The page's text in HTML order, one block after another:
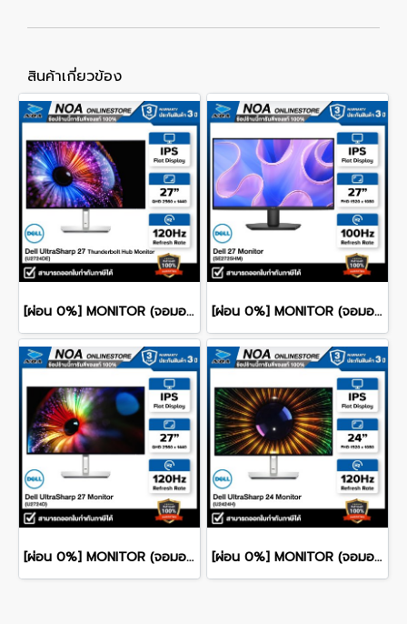
สินค้าเกี่ยวข้อง
[ผ่อน 0%] MONITOR (จอมอนิเตอร์) DELL ULTRASHARP 27 U2724DE 27" QHD IPS 120Hz รับประกันศูนย์ไทย 3ปี [ผ่อน 0%] MONITOR (จอมอนิเตอร์) DELL 27 SE2725HM 27" FHD IPS 100Hz รับประกันศูนย์ไทย 3ปี
[ผ่อน 0%] MONITOR (จอมอนิเตอร์) DELL ULTRASHARP 27 U2724D 27" QHD IPS 120Hz รับประกันศูนย์ไทย 3ปี [ผ่อน 0%] MONITOR (จอมอนิเตอร์) DELL ULTRASHARP 24 U2424H 24" FHD IPS 120Hz รับประกันศูนย์ไทย 3ปี